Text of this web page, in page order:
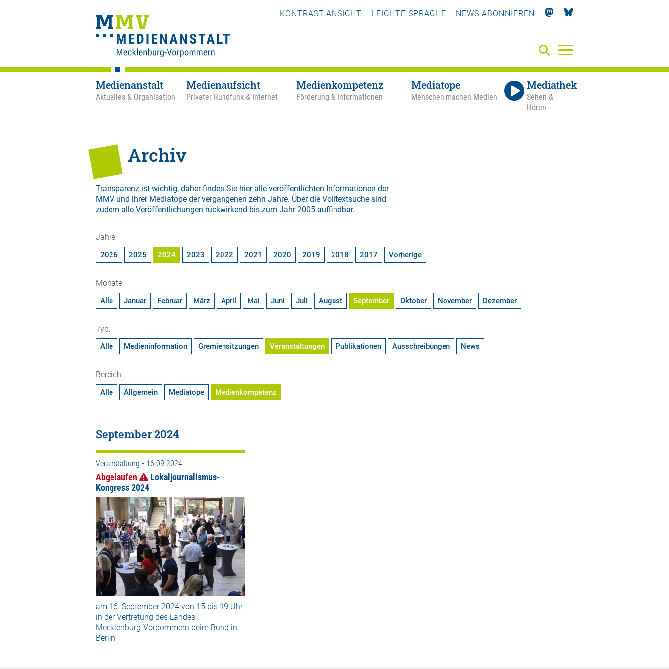
KONTRAST-ANSICHT LEICHTE SPRACHE NEWS ABONNIEREN
Medienanstalt
Aktuelles & Organisation
Medienaufsicht
Privater Rundfunk & Internet
Medienkompetenz
Förderung & Informationen
Mediatope
Menschen machen Medien
Mediathek
Sehen &
Hören
Archiv
Transparenz ist wichtig, daher finden Sie hier alle veröffentlichten Informationen der
MMV und ihrer Mediatope der vergangenen zehn Jahre. Über die Volltextsuche sind
zudem alle Veröffentlichungen rückwirkend bis zum Jahr 2005 auffindbar.
Jahre:
2026 2025 2024 2023 2022 2021 2020 2019 2018 2017 Vorherige
Monate:
Alle Januar Februar März April Mai Juni Juli August September Oktober November Dezember
Typ:
Alle Medieninformation Gremiensitzungen Veranstaltungen Publikationen Ausschreibungen News
Bereich:
Alle Allgemein Mediatope Medienkompetenz
September 2024
Veranstaltung • 16.09.2024
Abgelaufen
Lokaljournalismus-
Kongress 2024
am 16. September 2024 von 15 bis 19 Uhr
in der Vertretung des Landes
Mecklenburg-Vorpommern beim Bund in
Berlin